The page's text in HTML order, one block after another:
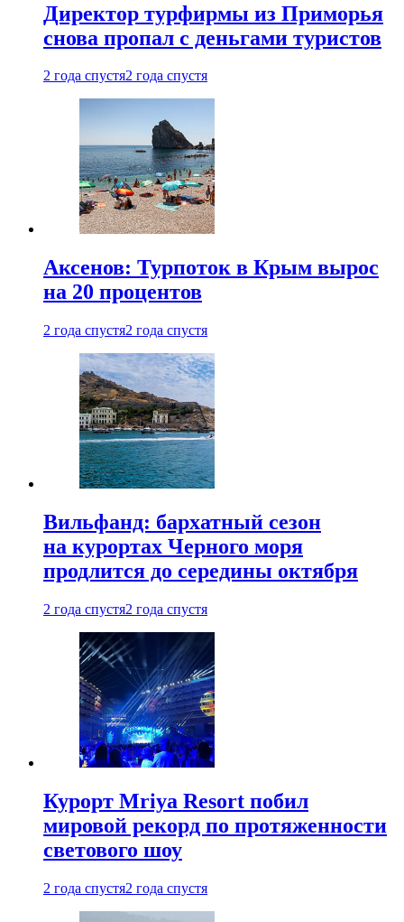
Директор турфирмы из Приморья
снова пропал с деньгами туристов
2 года спустя2 года спустя
Аксенов: Турпоток в Крым вырос
на 20 процентов
2 года спустя2 года спустя
Вильфанд: бархатный сезон
на курортах Черного моря
продлится до середины октября
2 года спустя2 года спустя
Курорт Mriya Resort побил
мировой рекорд по протяженности
светового шоу
2 года спустя2 года спустя